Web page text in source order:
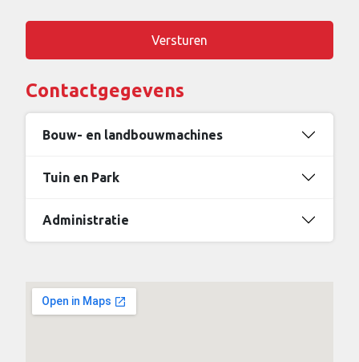
Contactgegevens
Bouw- en landbouwmachines
Tuin en Park
Administratie